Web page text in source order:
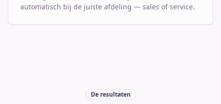
automatisch bij de juiste afdeling — sales of service.
De resultaten